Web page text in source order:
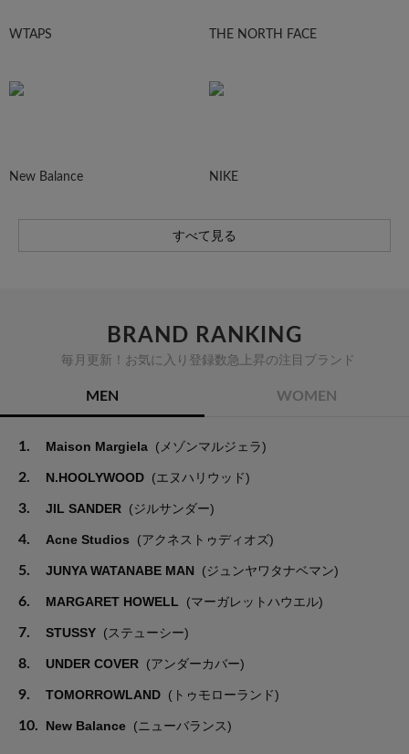
WTAPS THE NORTH FACE
New Balance NIKE
すべて見る
BRAND RANKING
毎月更新！お気に入り登録数急上昇の注目ブランド
MEN WOMEN
1. Maison Margiela (メゾンマルジェラ)
2. N.HOOLYWOOD (エヌハリウッド)
3. JIL SANDER (ジルサンダー)
4. Acne Studios (アクネストゥディオズ)
5. JUNYA WATANABE MAN (ジュンヤワタナベマン)
6. MARGARET HOWELL (マーガレットハウエル)
7. STUSSY (ステューシー)
8. UNDER COVER (アンダーカバー)
9. TOMORROWLAND (トゥモローランド)
10. New Balance (ニューバランス)